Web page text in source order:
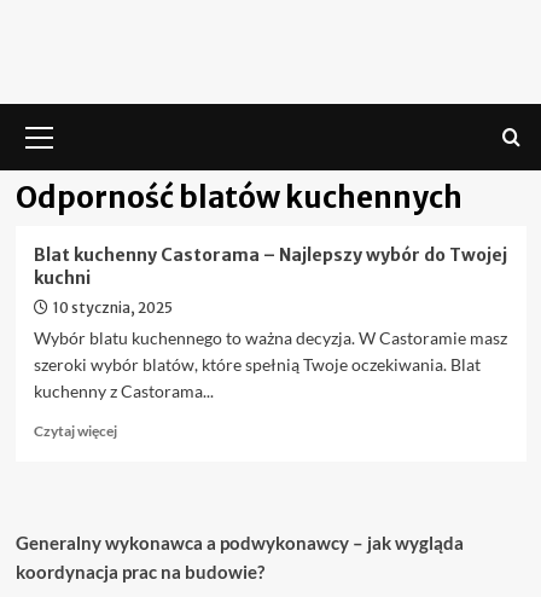
główne
Odporność blatów kuchennych
Blat kuchenny Castorama – Najlepszy wybór do Twojej
kuchni
10 stycznia, 2025
Wybór blatu kuchennego to ważna decyzja. W Castoramie masz
szeroki wybór blatów, które spełnią Twoje oczekiwania. Blat
kuchenny z Castorama...
Czytaj więcejDowiedz
kuchenny
Castorama
–
Generalny wykonawca a podwykonawcy – jak wygląda
koordynacja prac na budowie?